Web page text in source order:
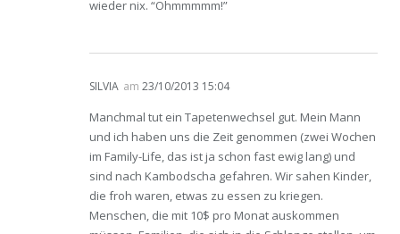
wieder nix. “Ohmmmmm!”
SILVIA am 23/10/2013 15:04
Manchmal tut ein Tapetenwechsel gut. Mein Mann
und ich haben uns die Zeit genommen (zwei Wochen
im Family-Life, das ist ja schon fast ewig lang) und
sind nach Kambodscha gefahren. Wir sahen Kinder,
die froh waren, etwas zu essen zu kriegen.
Menschen, die mit 10$ pro Monat auskommen